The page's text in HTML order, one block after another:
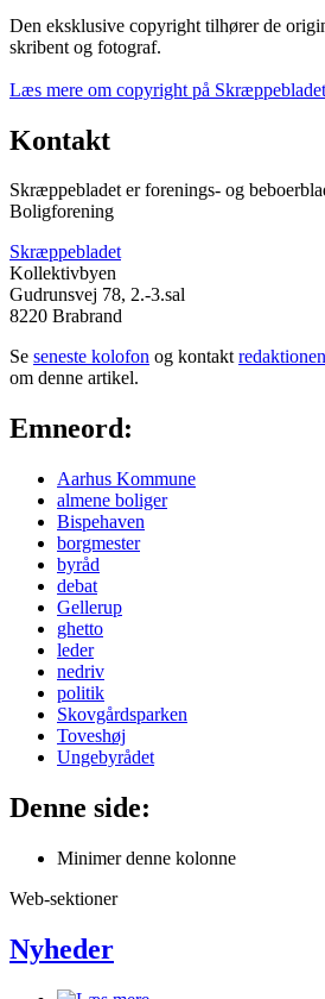
Den eksklusive copyright tilhører de
skribent og fotograf.
Læs mere om copyright på Skræppebladet
Kontakt
Skræppebladet er forenings- og
Boligforening
Skræppebladet
Kollektivbyen
Gudrunsvej 78, 2.-3.sal
8220 Brabrand
Se seneste kolofon og kontaktredaktionen
om denne artikel.
Emneord:
Aarhus Kommune
almene boliger
Bispehaven
borgmester
byråd
debat
Gellerup
ghetto
leder
nedriv
politik
Skovgårdsparken
Toveshøj
Ungebyrådet
Denne side:
Minimer denne kolonne
Web-sektioner
Nyheder